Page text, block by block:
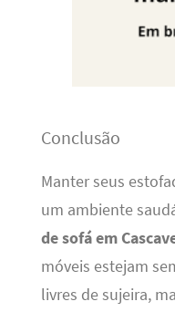
Conclusão
Manter seus
um ambiente
de sofá em
móveis estejam
livres de sujeira,